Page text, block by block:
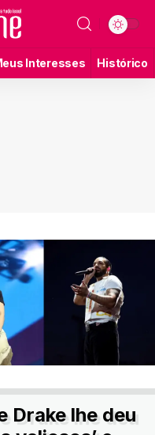
Interesses Histórico
Drake lhe deu